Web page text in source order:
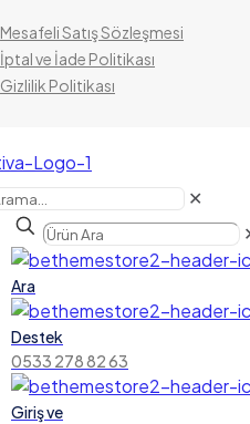
Mesafeli Satış Sözleşmesi
İptal ve İade Politikası
Gizlilik Politikası
✕
Ara
Destek
0533 278 82 63
Giriş ve